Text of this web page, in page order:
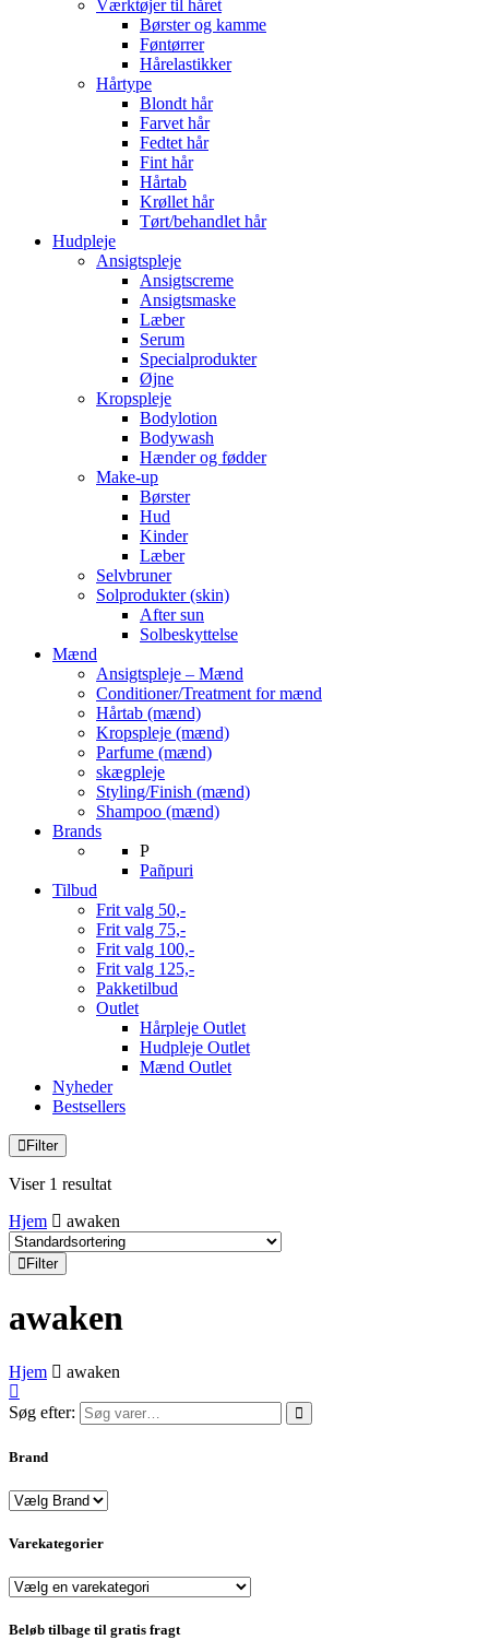
Værktøjer til håret
Børster og kamme
Føntørrer
Hårelastikker
Hårtype
Blondt hår
Farvet hår
Fedtet hår
Fint hår
Hårtab
Krøllet hår
Tørt/behandlet hår
Hudpleje
Ansigtspleje
Ansigtscreme
Ansigtsmaske
Læber
Serum
Specialprodukter
Øjne
Kropspleje
Bodylotion
Bodywash
Hænder og fødder
Make-up
Børster
Hud
Kinder
Læber
Selvbruner
Solprodukter (skin)
After sun
Solbeskyttelse
Mænd
Ansigtspleje – Mænd
Conditioner/Treatment for mænd
Hårtab (mænd)
Kropspleje (mænd)
Parfume (mænd)
skægpleje
Styling/Finish (mænd)
Shampoo (mænd)
Brands
P
Pañpuri
Tilbud
Frit valg 50,-
Frit valg 75,-
Frit valg 100,-
Frit valg 125,-
Pakketilbud
Outlet
Hårpleje Outlet
Hudpleje Outlet
Mænd Outlet
Nyheder
Bestsellers
Filter
Viser 1 resultat
Hjem
awaken
Filter
awaken
Hjem awaken
Søg efter:
Brand
Varekategorier
Beløb tilbage til gratis fragt